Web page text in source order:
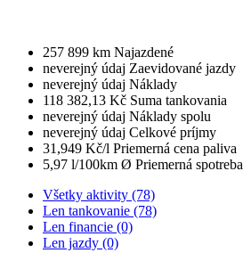
257 899 km Najazdené
neverejný údaj Zaevidované jazdy
neverejný údaj Náklady
118 382,13 Kč Suma tankovania
neverejný údaj Náklady spolu
neverejný údaj Celkové príjmy
31,949 Kč/l Priemerná cena paliva
5,97 l/100km Ø Priemerná spotreba
Všetky aktivity (78)
Len tankovanie (78)
Len financie (0)
Len jazdy (0)